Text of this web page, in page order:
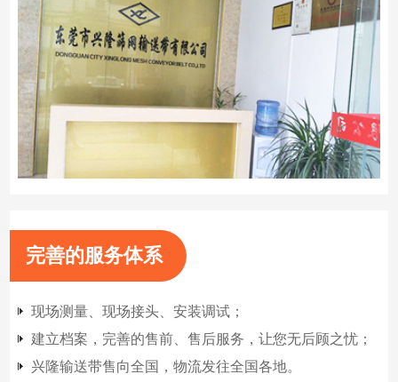
完善的服务体系
现场测量、现场接头、安装调试；
建立档案，完善的售前、售后服务，让您无后顾之忧；
兴隆输送带售向全国，物流发往全国各地。